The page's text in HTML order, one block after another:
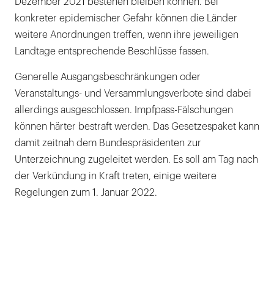
konkreter epidemischer Gefahr können die Länder
weitere Anordnungen treffen, wenn ihre jeweiligen
Landtage entsprechende Beschlüsse fassen.
Generelle Ausgangsbeschränkungen oder
Veranstaltungs- und Versammlungsverbote sind dabei
allerdings ausgeschlossen. Impfpass-Fälschungen
können härter bestraft werden. Das Gesetzespaket kann
damit zeitnah dem Bundespräsidenten zur
Unterzeichnung zugeleitet werden. Es soll am Tag nach
der Verkündung in Kraft treten, einige weitere
Regelungen zum 1. Januar 2022.